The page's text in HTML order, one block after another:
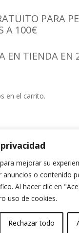
mejorar su
anuncios o contenido
Al hacer clic en
uso de cookies.
Rechazar todo
PARA
A 100€
EN TIENDA EN
en el carrito.
Políticas de
Mi cuenta
derechos de autor